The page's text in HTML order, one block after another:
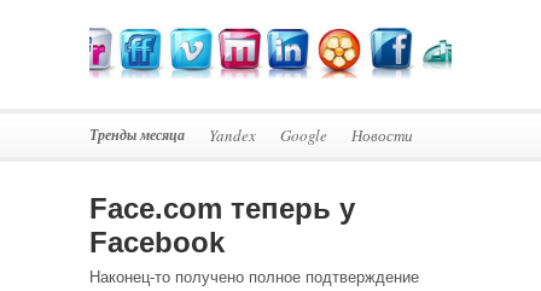
Тренды месяца Yandex Google Новости
Face.com теперь у
Facebook
Наконец-то получено полное подтверждение